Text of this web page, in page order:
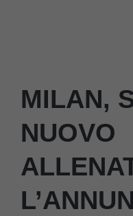
MILAN,
NUOVO